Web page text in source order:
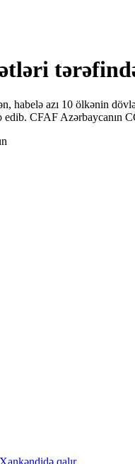
habelə azı 10 ölkənin
CFAF Azərbaycanın